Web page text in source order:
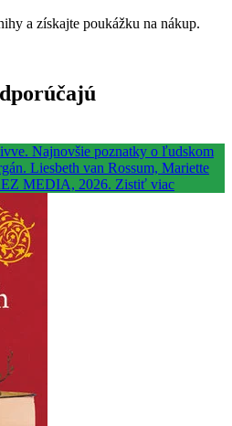
a získajte poukážku na nákup.